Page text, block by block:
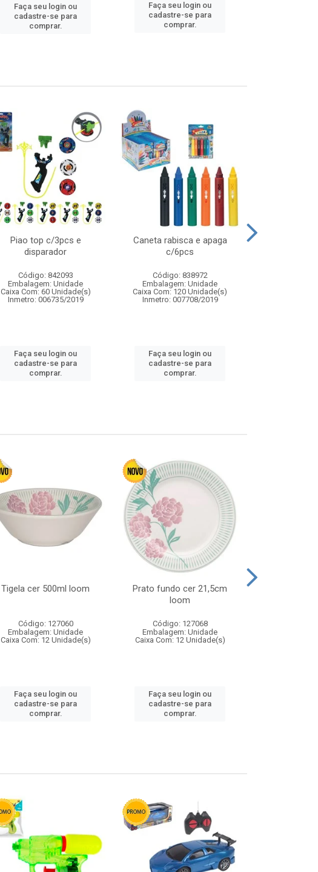
Faça seu login ou
cadastre-se para
comprar.
Faça seu login ou
cadastre-se para
comprar.
Piao top c/3pcs e
disparador
Código: 842093
Embalagem: Unidade
Caixa Com: 60 Unidade(s)
Inmetro: 006735/2019
Faça seu login ou
cadastre-se para
comprar.
Caneta rabisca e apaga
c/6pcs
Código: 838972
Embalagem: Unidade
Caixa Com: 120 Unidade(s)
Inmetro: 007708/2019
Faça seu login ou
cadastre-se para
comprar.
Tigela cer 500ml loom
Código: 127060
Embalagem: Unidade
Caixa Com: 12 Unidade(s)
Faça seu login ou
cadastre-se para
comprar.
Prato fundo cer 21,5cm
loom
Código: 127068
Embalagem: Unidade
Caixa Com: 12 Unidade(s)
Faça seu login ou
cadastre-se para
comprar.